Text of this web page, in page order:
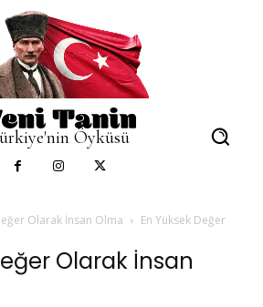
Öyküsü
Olarak İnsan Olma
En Yüksek Değer
Olarak İnsan